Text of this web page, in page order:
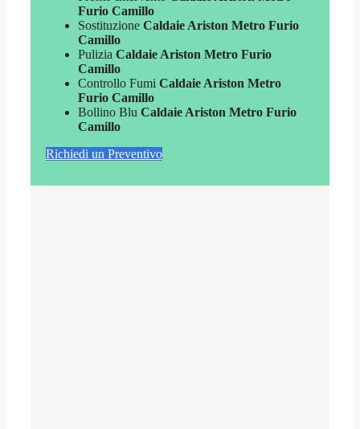
Furio Camillo
Sostituzione Caldaie Ariston Metro Furio
Camillo
Pulizia Caldaie Ariston Metro Furio
Camillo
Controllo Fumi Caldaie Ariston Metro
Furio Camillo
Bollino Blu Caldaie Ariston Metro Furio
Camillo
Richiedi un Preventivo